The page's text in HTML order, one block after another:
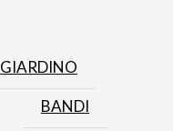
GIARDINO
BANDI